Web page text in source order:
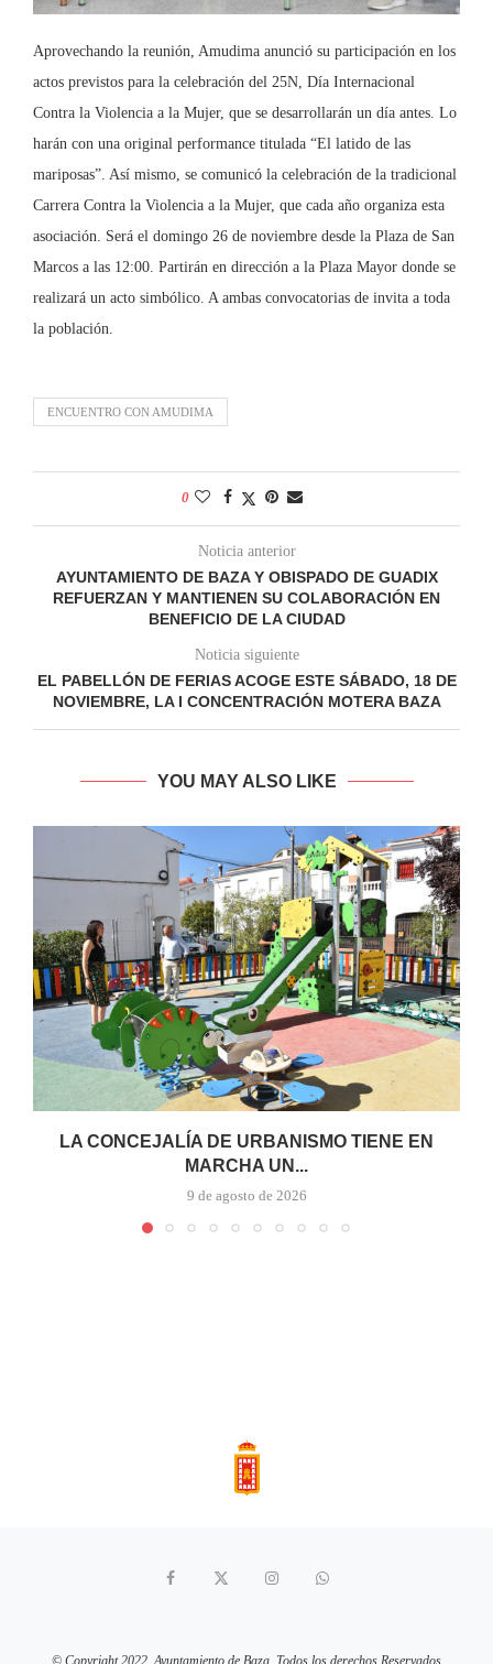
Aprovechando la reunión, Amudima anunció su participación en los
actos previstos para la celebración del 25N, Día Internacional
Contra la Violencia a la Mujer, que se desarrollarán un día antes. Lo
harán con una original performance titulada “El latido de las
mariposas”. Así mismo, se comunicó la celebración de la tradicional
Carrera Contra la Violencia a la Mujer, que cada año organiza esta
asociación. Será el domingo 26 de noviembre desde la Plaza de San
Marcos a las 12:00. Partirán en dirección a la Plaza Mayor donde se
realizará un acto simbólico. A ambas convocatorias de invita a toda
la población.
ENCUENTRO CON AMUDIMA
0
Noticia anterior
AYUNTAMIENTO DE BAZA Y OBISPADO DE GUADIX
REFUERZAN Y MANTIENEN SU COLABORACIÓN EN
BENEFICIO DE LA CIUDAD
Noticia siguiente
EL PABELLÓN DE FERIAS ACOGE ESTE SÁBADO, 18 DE
NOVIEMBRE, LA I CONCENTRACIÓN MOTERA BAZA
YOU MAY ALSO LIKE
LA CONCEJALÍA DE URBANISMO TIENE EN
MARCHA UN...
9 de agosto de 2026